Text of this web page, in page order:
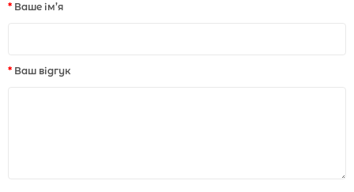
Ваше ім’я
Ваш відгук